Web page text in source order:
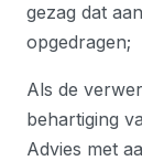
gezag dat
opgedragen;
Als de
behartiging
Advies met